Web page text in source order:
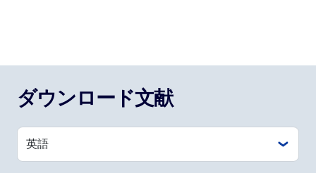
ダウンロード文献